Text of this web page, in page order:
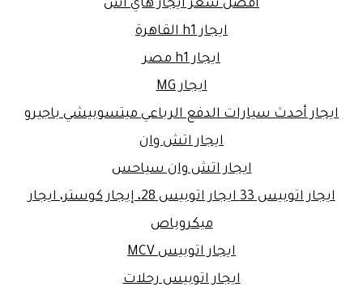
افضل سعر ايجار هاي اس
ايجار h1 القاهرة
ايجار h1 مصر
ايجار MG
ايجار أحدث سيارات الدفع الرباعي ميتسوبيشي باجيرو
ايجار اتش وان
ايجار اتش وان سياحس
ايجار اتوبيس 33 ايجار اتوبيس 28، إيجار كوستر، ايجار
ميكروباص
ايجار اتوبيس MCV
ايجار اتوبيس رحلات